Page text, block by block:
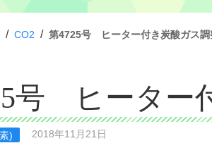
/ CO2 / 第4725号 ヒーター付き炭酸ガス調
号 ヒーター
) 2018年11月21日